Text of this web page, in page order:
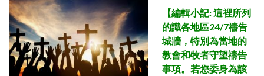
【編輯小記: 這裡所列
的識各地區24/7禱告
城牆，特別為當地的
教會和牧者守望禱告
事項。若您委身為該